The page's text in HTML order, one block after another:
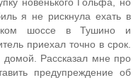
я не рискнула ехать в
шоссе в Тушино и
приехал точно в срок.
Рассказал мне про
предупреждение об